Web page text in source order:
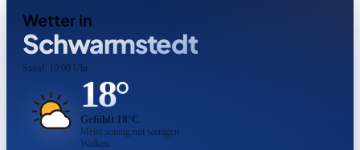
Wetter in
Schwarmstedt
Stand: 10:00 Uhr
18°
Gefühlt 18°C
Meist sonnig mit wenigen
Wolken